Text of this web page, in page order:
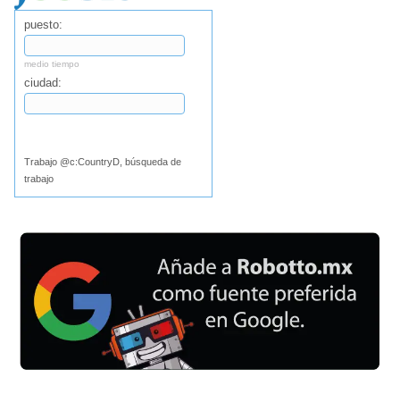
puesto:
medio tiempo
ciudad:
Trabajo @c:CountryD, búsqueda de
trabajo